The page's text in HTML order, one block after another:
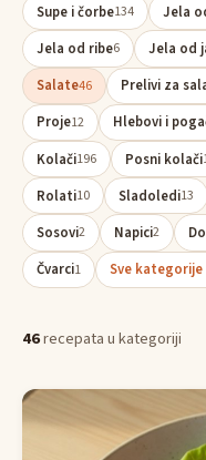
Supe i čorbe134 Jela
Jela od ribe6 Jela od
Salate46 Prelivi za
Proje12 Hlebovi i
Kolači196 Posni kolači
Rolati10 Sladoledi13
Sosovi2 Napici2
Čvarci1 Sve
46recepata u kategoriji